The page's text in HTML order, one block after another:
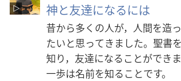
神と友達になるには
昔から多くの人が，人間を造
たいと思ってきました。聖書
知り，友達になることができ
一歩は名前を知ることです。